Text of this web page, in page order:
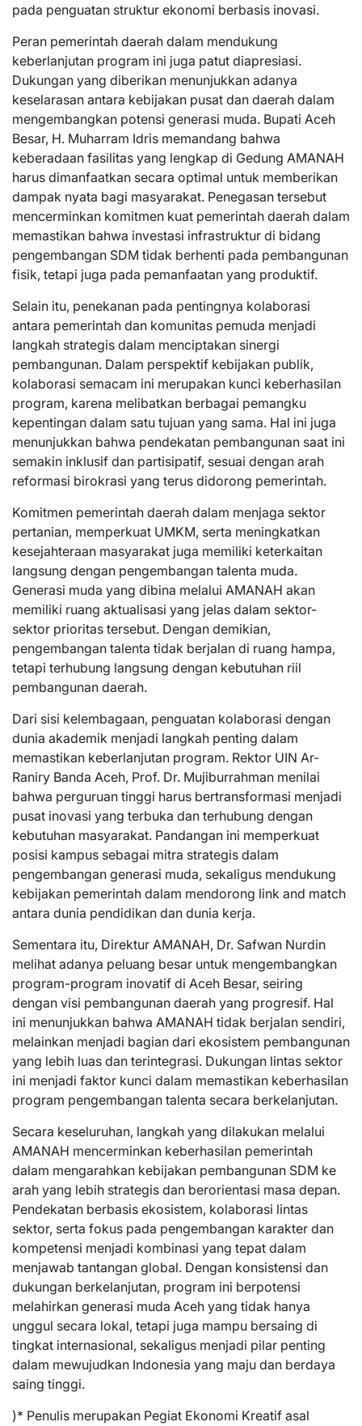
pada penguatan struktur ekonomi berbasis inovasi.
Peran pemerintah daerah dalam mendukung
keberlanjutan program ini juga patut diapresiasi.
Dukungan yang diberikan menunjukkan adanya
keselarasan antara kebijakan pusat dan daerah dalam
mengembangkan potensi generasi muda. Bupati Aceh
Besar, H. Muharram Idris memandang bahwa
keberadaan fasilitas yang lengkap di Gedung AMANAH
harus dimanfaatkan secara optimal untuk memberikan
dampak nyata bagi masyarakat. Penegasan tersebut
mencerminkan komitmen kuat pemerintah daerah dalam
memastikan bahwa investasi infrastruktur di bidang
pengembangan SDM tidak berhenti pada pembangunan
fisik, tetapi juga pada pemanfaatan yang produktif.
Selain itu, penekanan pada pentingnya kolaborasi
antara pemerintah dan komunitas pemuda menjadi
langkah strategis dalam menciptakan sinergi
pembangunan. Dalam perspektif kebijakan publik,
kolaborasi semacam ini merupakan kunci keberhasilan
program, karena melibatkan berbagai pemangku
kepentingan dalam satu tujuan yang sama. Hal ini juga
menunjukkan bahwa pendekatan pembangunan saat ini
semakin inklusif dan partisipatif, sesuai dengan arah
reformasi birokrasi yang terus didorong pemerintah.
Komitmen pemerintah daerah dalam menjaga sektor
pertanian, memperkuat UMKM, serta meningkatkan
kesejahteraan masyarakat juga memiliki keterkaitan
langsung dengan pengembangan talenta muda.
Generasi muda yang dibina melalui AMANAH akan
memiliki ruang aktualisasi yang jelas dalam sektor-
sektor prioritas tersebut. Dengan demikian,
pengembangan talenta tidak berjalan di ruang hampa,
tetapi terhubung langsung dengan kebutuhan riil
pembangunan daerah.
Dari sisi kelembagaan, penguatan kolaborasi dengan
dunia akademik menjadi langkah penting dalam
memastikan keberlanjutan program. Rektor UIN Ar-
Raniry Banda Aceh, Prof. Dr. Mujiburrahman menilai
bahwa perguruan tinggi harus bertransformasi menjadi
pusat inovasi yang terbuka dan terhubung dengan
kebutuhan masyarakat. Pandangan ini memperkuat
posisi kampus sebagai mitra strategis dalam
pengembangan generasi muda, sekaligus mendukung
kebijakan pemerintah dalam mendorong link and match
antara dunia pendidikan dan dunia kerja.
Sementara itu, Direktur AMANAH, Dr. Safwan Nurdin
melihat adanya peluang besar untuk mengembangkan
program-program inovatif di Aceh Besar, seiring
dengan visi pembangunan daerah yang progresif. Hal
ini menunjukkan bahwa AMANAH tidak berjalan sendiri,
melainkan menjadi bagian dari ekosistem pembangunan
yang lebih luas dan terintegrasi. Dukungan lintas sektor
ini menjadi faktor kunci dalam memastikan keberhasilan
program pengembangan talenta secara berkelanjutan.
Secara keseluruhan, langkah yang dilakukan melalui
AMANAH mencerminkan keberhasilan pemerintah
dalam mengarahkan kebijakan pembangunan SDM ke
arah yang lebih strategis dan berorientasi masa depan.
Pendekatan berbasis ekosistem, kolaborasi lintas
sektor, serta fokus pada pengembangan karakter dan
kompetensi menjadi kombinasi yang tepat dalam
menjawab tantangan global. Dengan konsistensi dan
dukungan berkelanjutan, program ini berpotensi
melahirkan generasi muda Aceh yang tidak hanya
unggul secara lokal, tetapi juga mampu bersaing di
tingkat internasional, sekaligus menjadi pilar penting
dalam mewujudkan Indonesia yang maju dan berdaya
saing tinggi.
)* Penulis merupakan Pegiat Ekonomi Kreatif asal